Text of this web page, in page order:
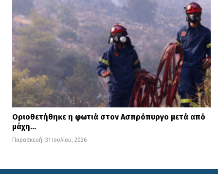
Οριοθετήθηκε η φωτιά στον Ασπρόπυργο μετά από
μάχη…
Παρασκευή, 31 Ιουλίου, 2026